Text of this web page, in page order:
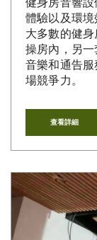
體驗以及環
大多數的健
操房內，另
音樂和通告
場競爭力。
查看詳細